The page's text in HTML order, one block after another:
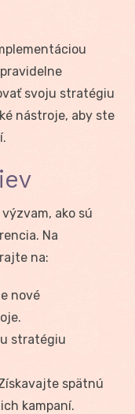
svoju stratégiu
nástroje, aby ste
ako sú
Na
na:
nové
stratégiu
spätnú
kampaní.